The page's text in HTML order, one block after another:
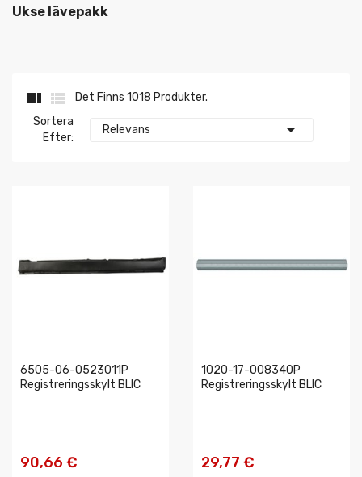
Ukse lävepakk
 
Det Finns 1018 Produkter.
Sortera
Efter:
Relevans 
6505-06-0523011P
Registreringsskylt BLIC
90,66 €
1020-17-008340P
Registreringsskylt BLIC
29,77 €